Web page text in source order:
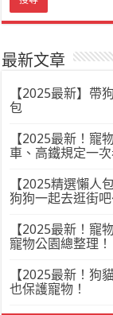
最新文章
【2025最新】帶
包
【2025最新！寵
車、高鐵規定一次
【2025精選懶人
狗狗一起去逛街
【2025最新！寵
寵物公園總整理！
【2025最新！狗
也保護寵物！